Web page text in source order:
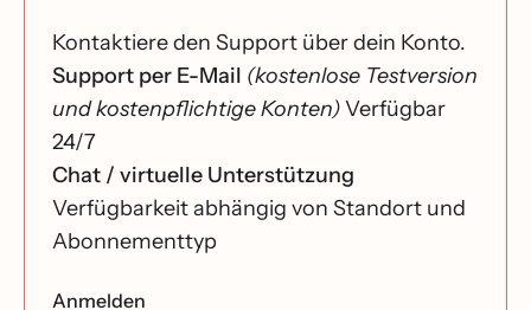
Kontaktiere den Support über dein Konto.
Support per E-Mail (kostenlose Testversion
und kostenpflichtige Konten)Verfügbar
24/7
Chat / virtuelle Unterstützung
Verfügbarkeit abhängig von Standort und
Abonnementtyp
Anmelden